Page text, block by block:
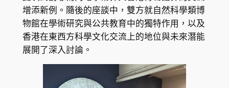
增添新例。隨後的座談中，雙方就自然科學類博
物館在學術研究與公共教育中的獨特作用，以及
香港在東西方科學文化交流上的地位與未來潛能
展開了深入討論。